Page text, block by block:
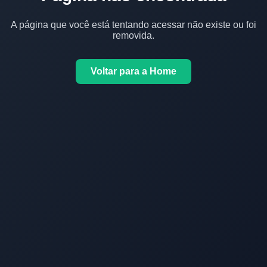
A página que você está tentando acessar não existe ou foi
removida.
Voltar para a Home